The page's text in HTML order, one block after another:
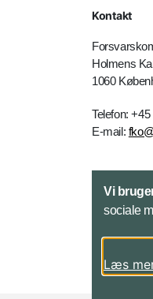
Kontakt
Holmens
1060
Telefon:
E-mail:
Kontakt
Vi
sociale
Læs